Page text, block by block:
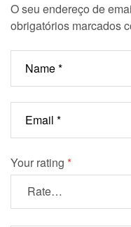
O seu endereço de
obrigatórios marcados
Your rating *